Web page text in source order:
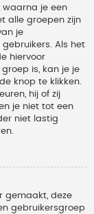
waarna je een
alle groepen zijn
je
Als het
hiervoor
is, kan je je
knop te klikken.
hij of zij
je niet tot een
niet lastig
gemaakt, deze
gebruikersgroep